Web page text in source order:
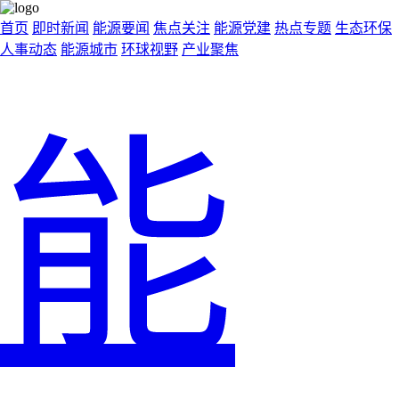
首页 即时新闻 能源要闻 焦点关注 能源党建 热点专题 生态环保
人事动态 能源城市 环球视野 产业聚焦
能